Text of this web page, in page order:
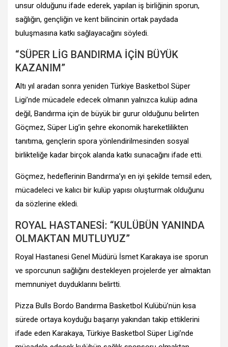
unsur olduğunu ifade ederek, yapılan iş birliğinin sporun,
sağlığın, gençliğin ve kent bilincinin ortak paydada
buluşmasına katkı sağlayacağını söyledi.
“SÜPER LİG BANDIRMA İÇİN BÜYÜK
KAZANIM”
Altı yıl aradan sonra yeniden Türkiye Basketbol Süper
Ligi’nde mücadele edecek olmanın yalnızca kulüp adına
değil, Bandırma için de büyük bir gurur olduğunu belirten
Göçmez, Süper Lig’in şehre ekonomik hareketlilikten
tanıtıma, gençlerin spora yönlendirilmesinden sosyal
birlikteliğe kadar birçok alanda katkı sunacağını ifade etti.
Göçmez, hedeflerinin Bandırma’yı en iyi şekilde temsil eden,
mücadeleci ve kalıcı bir kulüp yapısı oluşturmak olduğunu
da sözlerine ekledi.
ROYAL HASTANESİ: “KULÜBÜN YANINDA
OLMAKTAN MUTLUYUZ”
Royal Hastanesi Genel Müdürü İsmet Karakaya ise sporun
ve sporcunun sağlığını destekleyen projelerde yer almaktan
memnuniyet duyduklarını belirtti.
Pizza Bulls Bordo Bandırma Basketbol Kulübü’nün kısa
sürede ortaya koyduğu başarıyı yakından takip ettiklerini
ifade eden Karakaya, Türkiye Basketbol Süper Ligi’nde